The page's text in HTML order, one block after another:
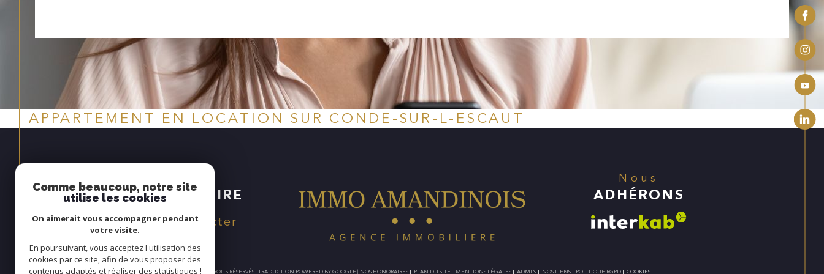
APPARTEMENT EN LOCATION SUR CONDE-SUR-L-ESCAUT
Espace
PROPRIÉTAIRE
Se connecter
Nous
ADHÉRONS
© 2026 | TOUS DROITS RÉSERVÉS | TRADUCTION POWERED BY GOOGLE | NOS HONORAIRES PLAN DU SITE MENTIONS LÉGALES ADMIN NOS LIENS POLITIQUE RGPD COOKIES
Comme beaucoup, notre site
utilise les cookies
On aimerait vous accompagner pendant
votre visite.
En poursuivant, vous acceptez l'utilisation des
cookies par ce site, afin de vous proposer des
contenus adaptés et réaliser des statistiques !